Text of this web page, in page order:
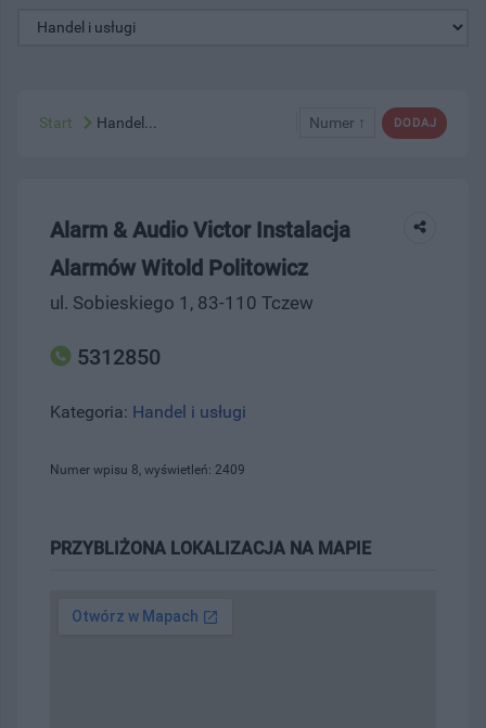
DODAJ
Numer ↑
Start Handel...
Alarm & Audio Victor Instalacja
Alarmów Witold Politowicz
ul. Sobieskiego 1, 83-110 Tczew
5312850
Kategoria: Handel i usługi
Numer wpisu 8, wyświetleń: 2409
PRZYBLIŻONA LOKALIZACJA NA MAPIE